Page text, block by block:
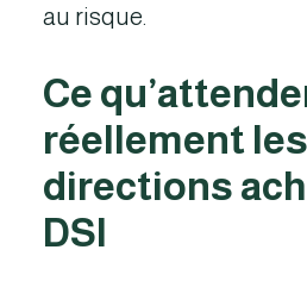
au risque.
Ce
réellement les
directions
DSI